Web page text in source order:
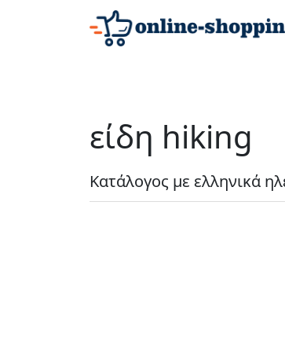
είδη hiking
Κατάλογος με ελληνικά